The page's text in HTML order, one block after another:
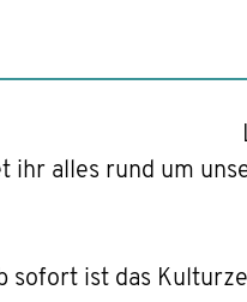
ihr alles rund um
sofort ist das